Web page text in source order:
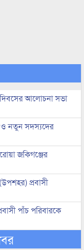
দিবসের আলোচনা সভা
ও নতুন সদস্যদের
জকিগঞ্জের
প্রবাসী
পাঁচ পরিবারকে